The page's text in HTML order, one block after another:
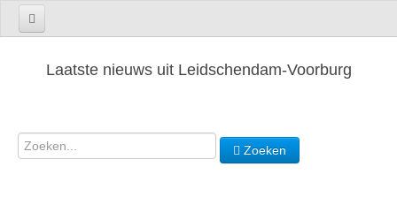
Laatste nieuws uit Leidschendam-Voorburg
Zoeken